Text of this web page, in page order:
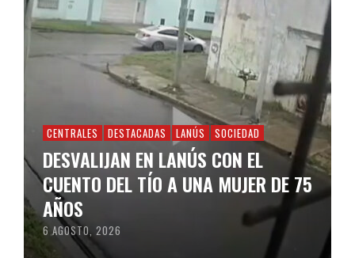
CENTRALES DESTACADAS LANÚS SOCIEDAD
DESVALIJAN EN LANÚS CON EL
CUENTO DEL TÍO A UNA MUJER DE 75
AÑOS
6 AGOSTO, 2026